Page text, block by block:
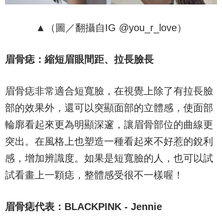
▲（圖／翻攝自IG @you_r_love）
眉骨痣：縮短眉眼間距、拉長臉長
眉骨痣非常適合短寬臉，在視覺上除了有拉長臉
部的效果外，還可以突顯面部的立體感，使面部
輪廓看起來更為明顯深邃，讓眉骨部位的曲線更
突出。在風格上也塑造一種看起來不好惹的銳利
感，增加辨識度。如果是短寬臉的人，也可以試
試看畫上一顆痣，整體感受很不一樣喔！
眉骨痣代表： BLACKPINK - Jennie